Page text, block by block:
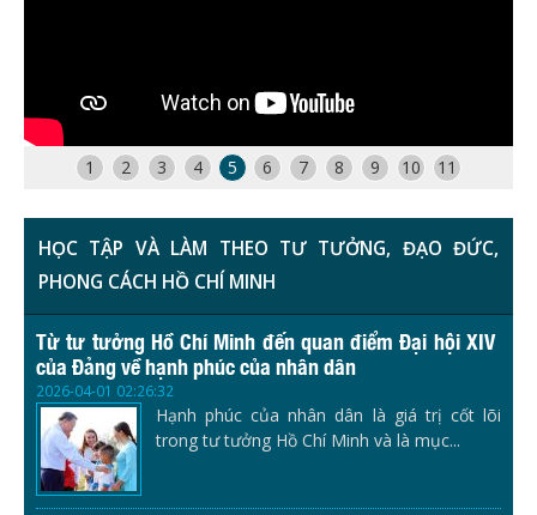
1 2 3 4 5 6 7 8 9 10 11
HỌC TẬP VÀ LÀM THEO TƯ TƯỞNG, ĐẠO ĐỨC,
PHONG CÁCH HỒ CHÍ MINH
Từ tư tưởng Hồ Chí Minh đến quan điểm Đại hội XIV
của Đảng về hạnh phúc của nhân dân
2026-04-01 02:26:32
Hạnh phúc của nhân dân là giá trị cốt lõi
trong tư tưởng Hồ Chí Minh và là mục...